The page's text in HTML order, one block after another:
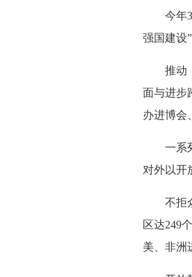
今年
强国建设
推动
面与进步
办进博
一系
对外以开
不拒
区达249
美、非洲